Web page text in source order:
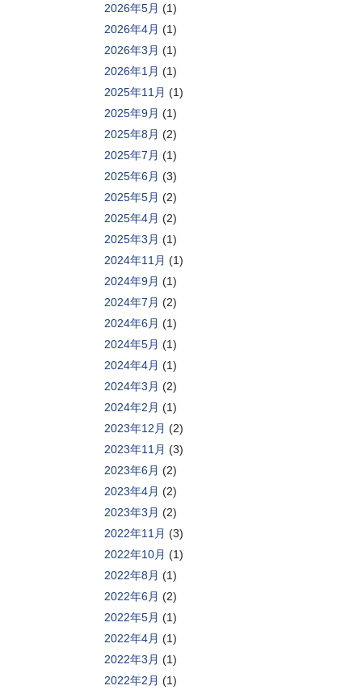
2026年5月 (1)
2026年4月 (1)
2026年3月 (1)
2026年1月 (1)
2025年11月 (1)
2025年9月 (1)
2025年8月 (2)
2025年7月 (1)
2025年6月 (3)
2025年5月 (2)
2025年4月 (2)
2025年3月 (1)
2024年11月 (1)
2024年9月 (1)
2024年7月 (2)
2024年6月 (1)
2024年5月 (1)
2024年4月 (1)
2024年3月 (2)
2024年2月 (1)
2023年12月 (2)
2023年11月 (3)
2023年6月 (2)
2023年4月 (2)
2023年3月 (2)
2022年11月 (3)
2022年10月 (1)
2022年8月 (1)
2022年6月 (2)
2022年5月 (1)
2022年4月 (1)
2022年3月 (1)
2022年2月 (1)